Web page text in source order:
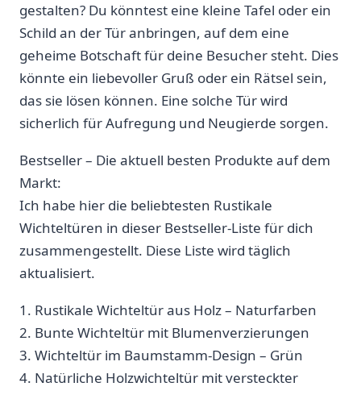
gestalten? Du könntest eine kleine Tafel oder ein
Schild an der Tür anbringen, auf dem eine
geheime Botschaft für deine Besucher steht. Dies
könnte ein ​liebevoller Gruß oder ein Rätsel⁣ sein,
das sie lösen können. ‌Eine solche Tür wird
sicherlich für Aufregung und Neugierde sorgen.
Bestseller – Die​ aktuell besten Produkte auf‌ dem
Markt:
Ich habe hier die beliebtesten Rustikale
Wichteltüren in dieser Bestseller-Liste für dich
zusammengestellt. Diese Liste wird ‌täglich
aktualisiert.
1. Rustikale Wichteltür aus‍ Holz – Naturfarben
2. Bunte ⁢Wichteltür mit​ Blumenverzierungen
3. Wichteltür im Baumstamm-Design – Grün
4. Natürliche Holzwichteltür‍ mit versteckter